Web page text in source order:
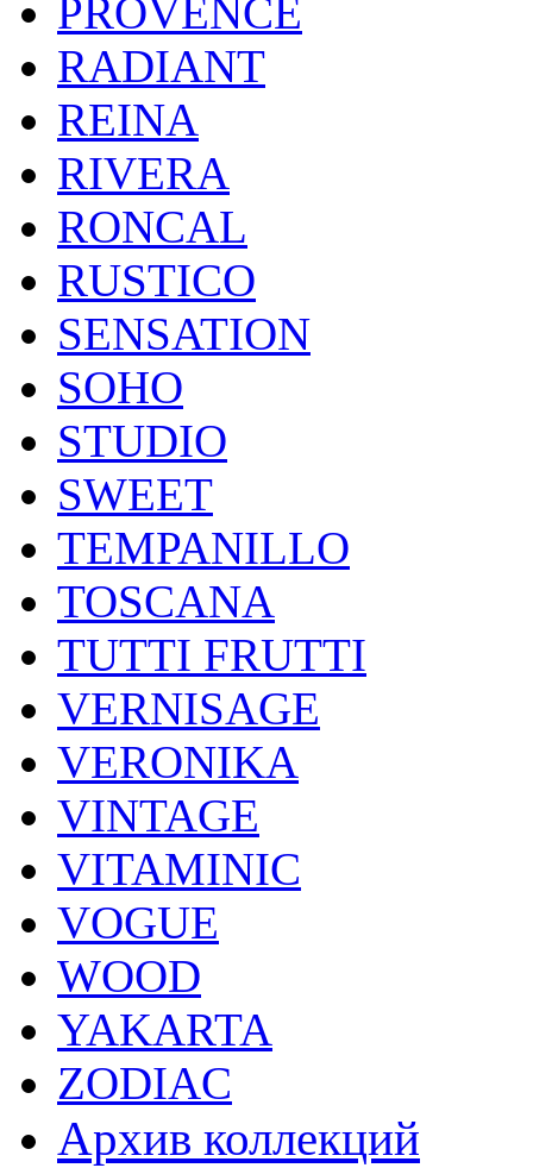
PROVENCE
RADIANT
REINA
RIVERA
RONCAL
RUSTICO
SENSATION
SOHO
STUDIO
SWEET
TEMPANILLO
TOSCANA
TUTTI FRUTTI
VERNISAGE
VERONIKA
VINTAGE
VITAMINIC
VOGUE
WOOD
YAKARTA
ZODIAC
Архив коллекций